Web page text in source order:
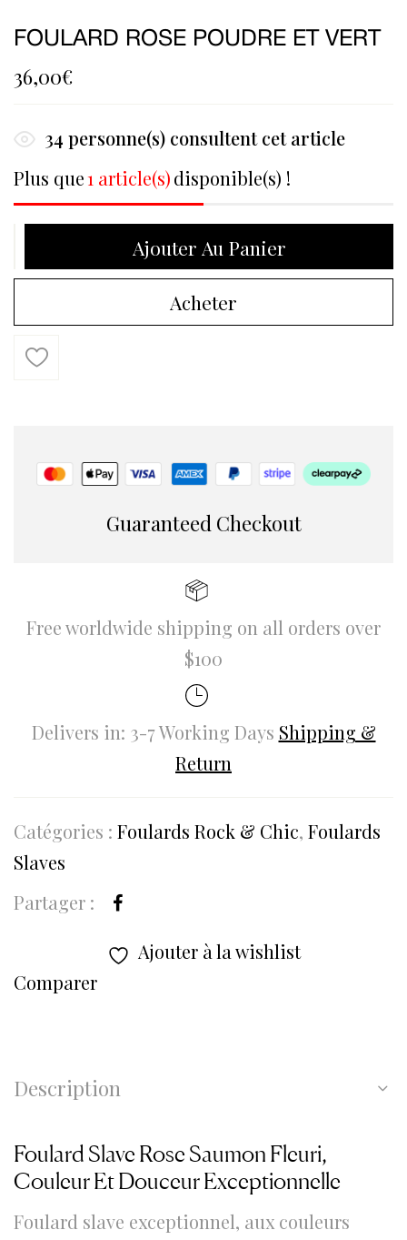
FOULARD ROSE POUDRE ET VERT
36,00€
34 personne(s) consultent cet article
Plus que1 article(s)disponible(s) !
Ajouter Au Panier
Acheter
Guaranteed Checkout
Free worldwide shipping on all orders over
$100
Delivers in: 3-7 Working Days Shipping &
Return
Catégories : Foulards Rock & Chic, Foulards
Slaves
Partager :
Ajouter à la wishlist
Comparer
Description
Foulard Slave Rose Saumon Fleuri,
Couleur Et Douceur Exceptionnelle
Foulard slave exceptionnel, aux couleurs